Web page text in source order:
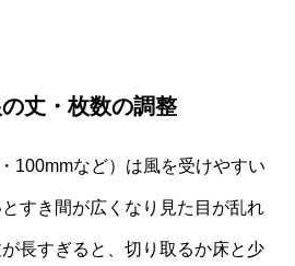
丈・枚数の調整
100mmなど）は風を受けやすい
すき間が広くなり見た目が乱れ
長すぎると、切り取るか床と少